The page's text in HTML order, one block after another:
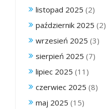
listopad 2025 (2)
październik 2025 (2)
wrzesień 2025 (3)
sierpień 2025 (7)
lipiec 2025 (11)
czerwiec 2025 (8)
maj 2025 (15)